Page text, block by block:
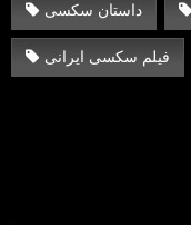
داستان سکسی
فیلم سکسی ایرانی